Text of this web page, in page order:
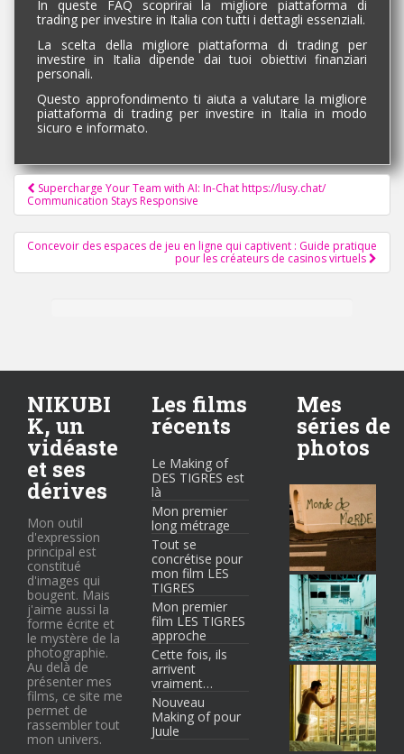
In queste FAQ scoprirai la migliore piattaforma di
trading per investire in Italia con tutti i dettagli essenziali.
La scelta della migliore piattaforma di trading per
investire in Italia dipende dai tuoi obiettivi finanziari
personali.
Questo approfondimento ti aiuta a valutare la migliore
piattaforma di trading per investire in Italia in modo
sicuro e informato.
Pagination
d'article
Supercharge Your Team with AI: In-Chat https://lusy.chat/
Communication Stays Responsive
Concevoir des espaces de jeu en ligne qui captivent : Guide pratique
pour les créateurs de casinos virtuels
NIKUBI
K, un
vidéaste
et ses
dérives
Mon outil
d'expression
principal est
constitué
d'images qui
bougent. Mais
j'aime aussi la
forme écrite et
le mystère de la
photographie.
Au delà de
présenter mes
films, ce site me
permet de
rassembler tout
mon univers.
Les films
récents
Le Making of
DES TIGRES est
là
Mon premier
long métrage
Tout se
concrétise pour
mon film LES
TIGRES
Mon premier
film LES TIGRES
approche
Cette fois, ils
arrivent
vraiment…
Nouveau
Making of pour
Juule
Mes
séries de
photos